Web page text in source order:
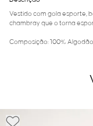
Vestido com gola esporte,
chambray que o torna
Composição: 100% Algodão